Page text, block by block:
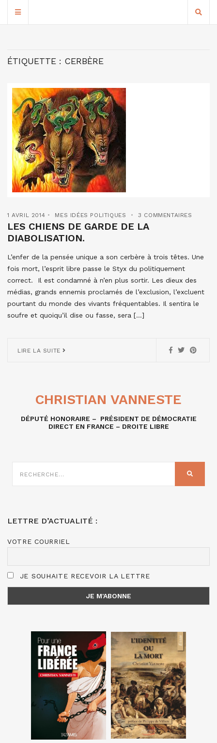
ÉTIQUETTE : CERBÈRE
1 AVRIL 2014 MES IDÉES POLITIQUES 3 COMMENTAIRES
LES CHIENS DE GARDE DE LA
DIABOLISATION.
L’enfer de la pensée unique a son cerbère à trois têtes. Une
fois mort, l’esprit libre passe le Styx du politiquement
correct. Il est condamné à n’en plus sortir. Les dieux des
médias, grands ennemis proclamés de l’exclusion, l’excluent
pourtant du monde des vivants fréquentables. Il sentira le
soufre et quoiqu’il dise ou fasse, sera […]
LIRE LA SUITE
CHRISTIAN VANNESTE
DÉPUTÉ HONORAIRE – PRÉSIDENT DE DÉMOCRATIE
DIRECT EN FRANCE – DROITE LIBRE
SUR
LETTRE D’ACTUALITÉ :
VOTRE COURRIEL
JE SOUHAITE RECEVOIR LA LETTRE